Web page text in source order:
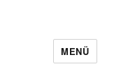
MENÜ